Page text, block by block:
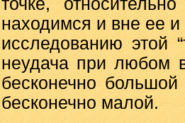
точке,
находимся и вне ее
исследованию этой
неудача при любом
бесконечно
бесконечно малой.